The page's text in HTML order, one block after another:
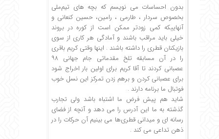
بدون احساسات می نویسم که بچه های تیم‌ملی
بخصوص سردار ، طارمی ، رامین، حسین کنعانی و
آنهاییکه کمی زودتر ممکن است از کوره در بروند
خیلی باید مراقب باشند و آمادگی هر کاری از سوی
بازیکنان قطری را داشته باشند . اینها وقتی کریم باقری
را در آن مسابقه تلخ مقدماتی جام جهانی ۹۸
عصبانی کردند تا آقا کریم برای اولین بار اخراج شود
برای عصبانی کردن و برهم زدن تمرکز این نسل خوب
فوتبال ما برنامه دارند .
شاید هم پیش فرض ما اشتباه باشد ولی تجارب
گذشته به ما این آدرس را می دهد و آنچه از فضای
رسانه ای و میدانی قطری‌ها می بینیم‌ آن حرکات را در
ذهن تداعی می کند .